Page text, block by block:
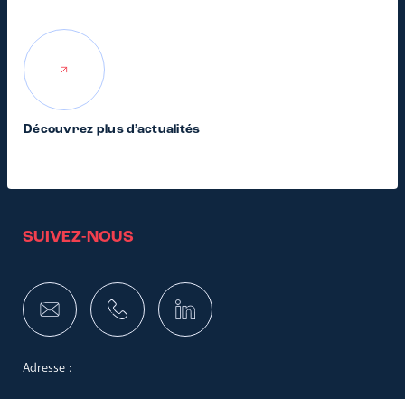
Découvrez plus d’actualités
SUIVEZ-NOUS
Adresse :